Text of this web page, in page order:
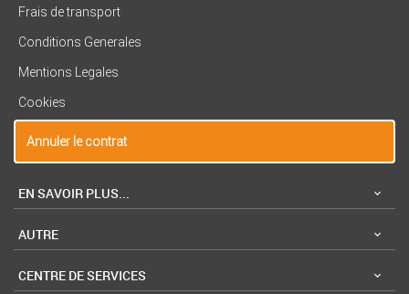
Frais de transport
Conditions Generales
Mentions Legales
Cookies
Annuler le contrat
EN SAVOIR PLUS...
AUTRE
CENTRE DE SERVICES